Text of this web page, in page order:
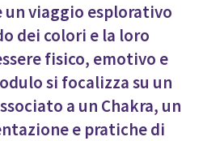
un viaggio esplorativo
dei colori e la loro
fisico, emotivo e
si focalizza su un
a un Chakra, un
e pratiche di